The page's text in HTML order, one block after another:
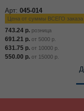
Арт: 045-014
Цена от суммы ВСЕГО заказа
743.24 р. розница
691.21 р. от 5000 р.
631.75 р. от 10000 р.
550.00 р. от 15000 р.